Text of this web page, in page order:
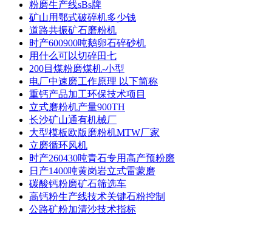
粉磨生产线sBs牌
矿山用鄂式破碎机多少钱
道路共振矿石磨粉机
时产600900吨鹅卵石碎砂机
用什么可以切碎田七
200目煤粉磨煤机-小型
电厂中速磨工作原理 以下简称
重钙产品加工环保技术项目
立式磨粉机产量900TH
长沙矿山通有机械厂
大型模板欧版磨粉机MTW厂家
立磨循环风机
时产260430吨青石专用高产预粉磨
日产1400吨黄岗岩立式雷蒙磨
碳酸钙粉磨矿石筛选车
高钙粉生产线技术关键石粉控制
公路矿粉加清沙技术指标